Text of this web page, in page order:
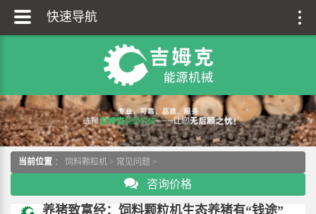
当前位置： 饲料颗粒机> 常见问题 >
咨询价格
养猪致富经：饲料颗粒机生态养猪有“钱途”
快速导航